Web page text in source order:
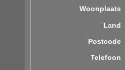
Woonplaats
Land
Postcode
Telefoon